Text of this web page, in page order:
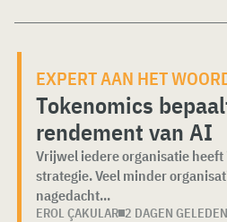
EXPERT AAN HET
Tokenomics
rendement van AI
Vrijwel iedere organisatie
strategie. Veel minder
nagedacht...
EROL ÇAKULAR 2 DAGEN GELEDEN